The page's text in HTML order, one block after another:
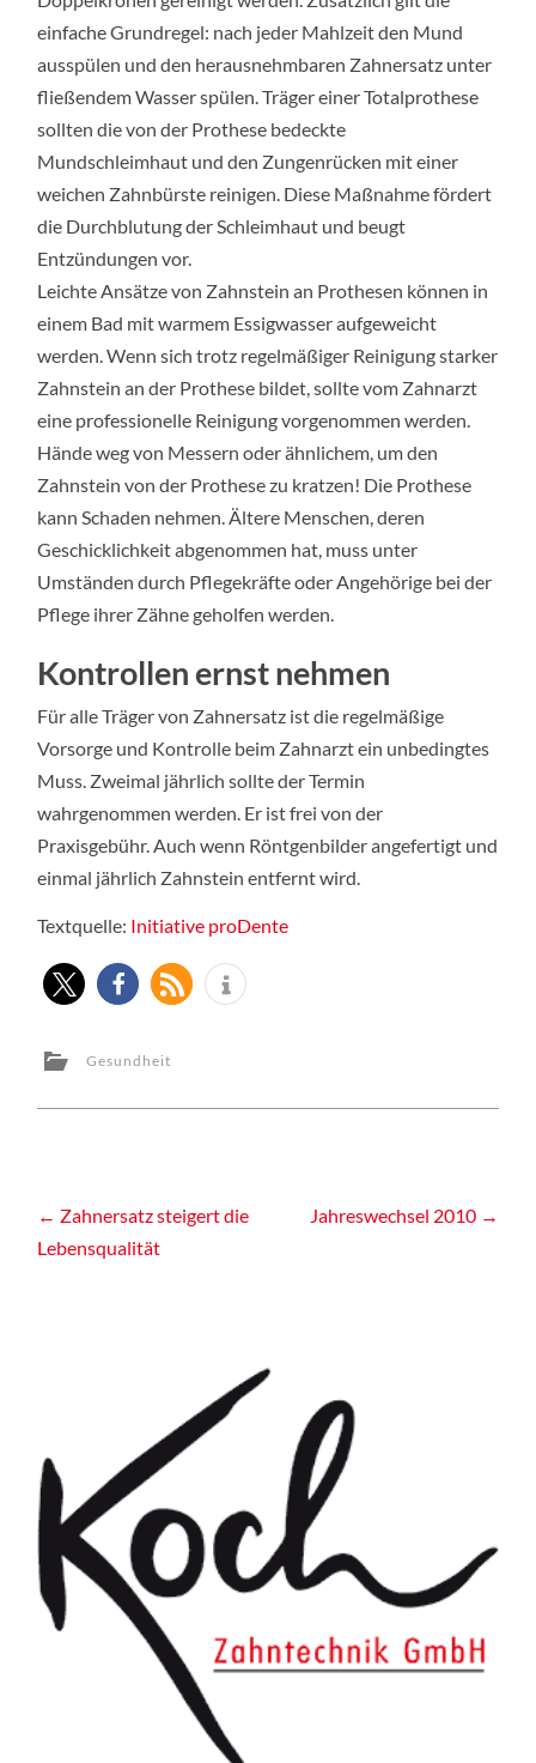
einfache Grundregel: nach jeder Mahlzeit den Mund
ausspülen und den herausnehmbaren Zahnersatz unter
fließendem Wasser spülen. Träger einer Totalprothese
sollten die von der Prothese bedeckte
Mundschleimhaut und den Zungenrücken mit einer
weichen Zahnbürste reinigen. Diese Maßnahme fördert
die Durchblutung der Schleimhaut und beugt
Entzündungen vor.
Leichte Ansätze von Zahnstein an Prothesen können in
einem Bad mit warmem Essigwasser aufgeweicht
werden. Wenn sich trotz regelmäßiger Reinigung starker
Zahnstein an der Prothese bildet, sollte vom Zahnarzt
eine professionelle Reinigung vorgenommen werden.
Hände weg von Messern oder ähnlichem, um den
Zahnstein von der Prothese zu kratzen! Die Prothese
kann Schaden nehmen. Ältere Menschen, deren
Geschicklichkeit abgenommen hat, muss unter
Umständen durch Pflegekräfte oder Angehörige bei der
Pflege ihrer Zähne geholfen werden.
Kontrollen ernst nehmen
Für alle Träger von Zahnersatz ist die regelmäßige
Vorsorge und Kontrolle beim Zahnarzt ein unbedingtes
Muss. Zweimal jährlich sollte der Termin
wahrgenommen werden. Er ist frei von der
Praxisgebühr. Auch wenn Röntgenbilder angefertigt und
einmal jährlich Zahnstein entfernt wird.
Textquelle: Initiative proDente
Gesundheit
Post
navigation
← Zahnersatz steigert die
Lebensqualität
Jahreswechsel 2010 →